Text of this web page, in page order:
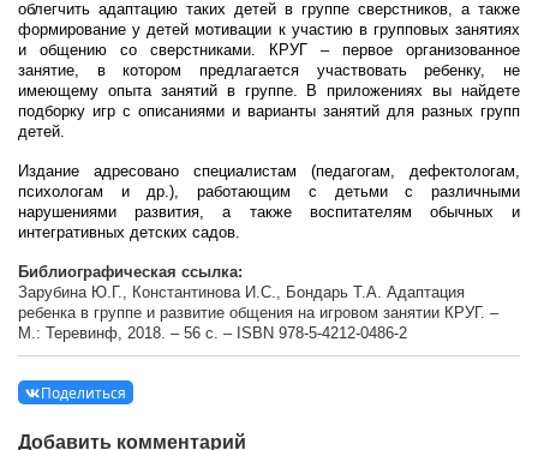
облегчить адаптацию таких детей в группе сверстников, а также
формирование у детей мотивации к участию в групповых занятиях
и общению со сверстниками. КРУГ – первое организованное
занятие, в котором предлагается участвовать ребенку, не
имеющему опыта занятий в группе. В приложениях вы найдете
подборку игр с описаниями и варианты занятий для разных групп
детей.
Издание адресовано специалистам (педагогам, дефектологам,
психологам и др.), работающим с детьми с различными
нарушениями развития, а также воспитателям обычных и
интегративных детских садов.
Библиографическая ссылка:
Зарубина Ю.Г., Константинова И.С., Бондарь Т.А. Адаптация
ребенка в группе и развитие общения на игровом занятии КРУГ. –
М.: Теревинф, 2018. – 56 с. – ISBN 978-5-4212-0486-2
Поделиться
Добавить комментарий